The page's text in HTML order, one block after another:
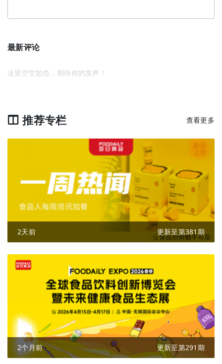
最新评论
这里空空如也，期待你的发声！
推荐专栏 查看更多
2天前 更新至第381期
2个月前 更新至第291期